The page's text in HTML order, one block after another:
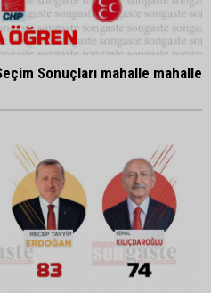
Sonuçları mahalle mahalle